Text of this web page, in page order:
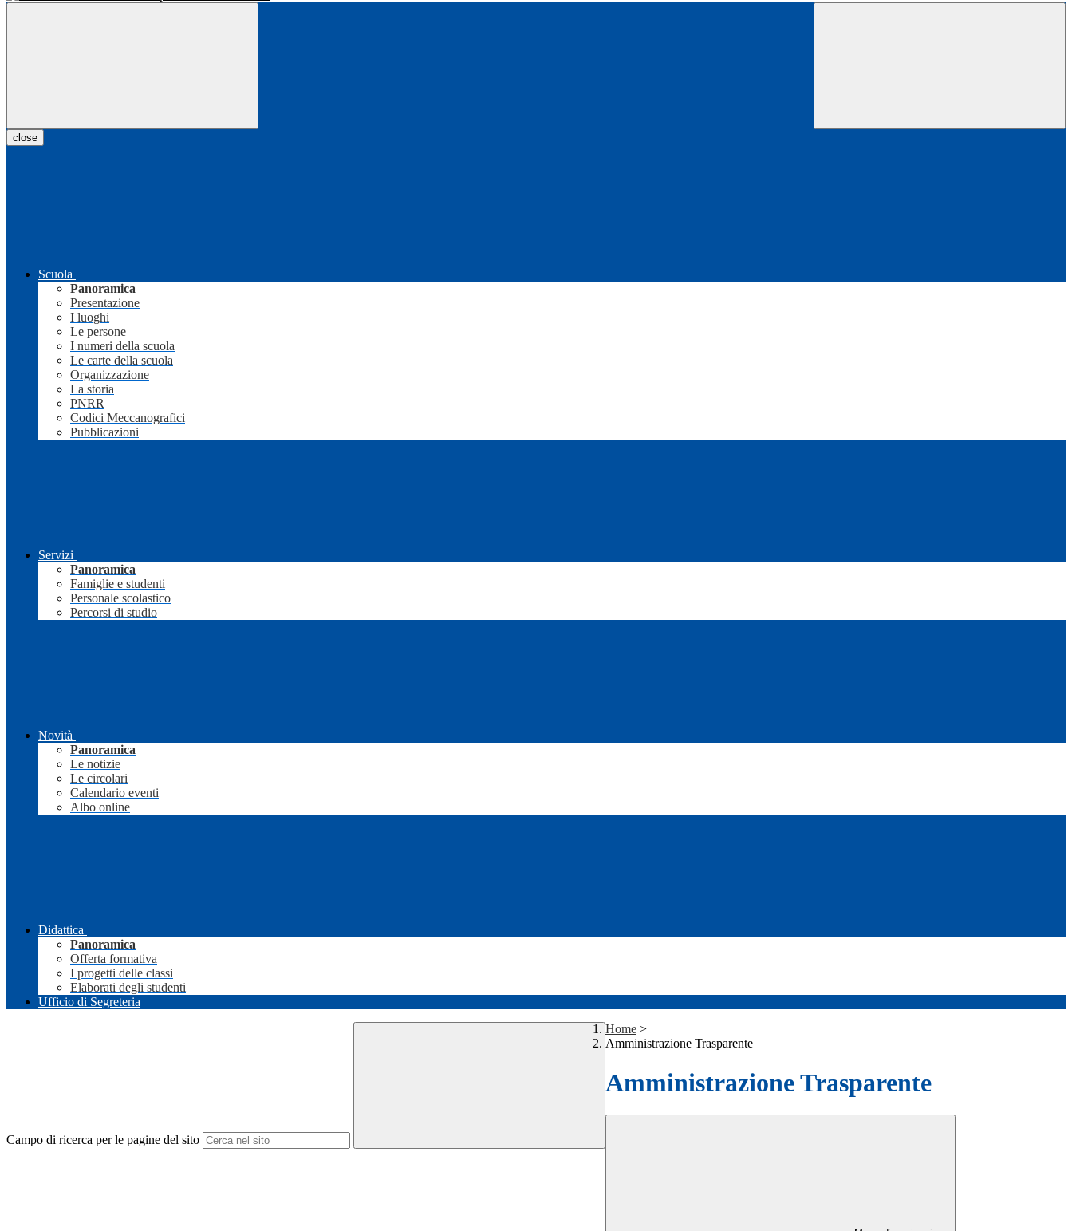
close
Scuola
Panoramica
Presentazione
I luoghi
Le persone
I numeri della scuola
Le carte della scuola
Organizzazione
La storia
PNRR
Codici Meccanografici
Pubblicazioni
Servizi
Panoramica
Famiglie e studenti
Personale scolastico
Percorsi di studio
Novità
Panoramica
Le notizie
Le circolari
Calendario eventi
Albo online
Didattica
Panoramica
Offerta formativa
I progetti delle classi
Elaborati degli studenti
Ufficio di Segreteria
Campo di ricerca per le pagine del sito
Home >
Amministrazione Trasparente
Amministrazione Trasparente